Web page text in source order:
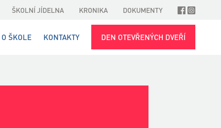
ŠKOLNÍ JÍDELNA KRONIKA DOKUMENTY
O ŠKOLE KONTAKTY DEN OTEVŘENÝCH DVEŘÍ